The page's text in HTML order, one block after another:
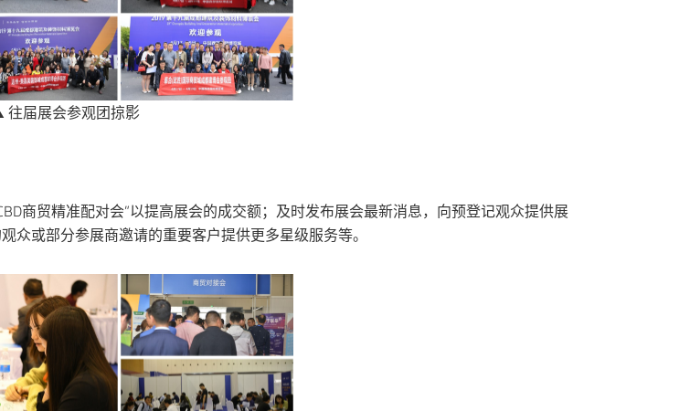
届展会参观团掠影
商贸精准配对会”以提高展会的成交额；及时发布展会最新消息，向预登记观众提供展
众或部分参展商邀请的重要客户提供更多星级服务等。